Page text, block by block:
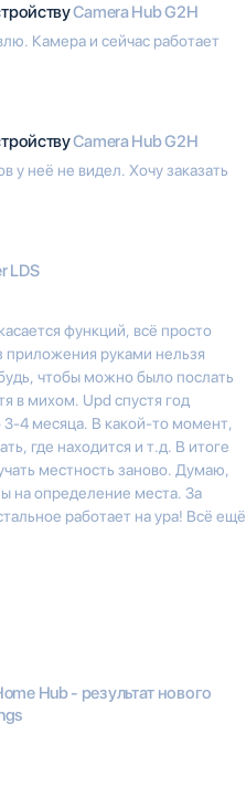
Camera Hub G2H
Камера и сейчас работает
Camera Hub G2H
у неё не видел. Хочу заказать
LDS
функций, всё просто
приложения руками нельзя
чтобы можно было послать
в михом. Upd спустя год
4 месяца. В какой-то момент,
где находится и т.д. В итоге
местность заново. Думаю,
на определение места. За
работает на ура! Всё ещё
Hub - результат нового